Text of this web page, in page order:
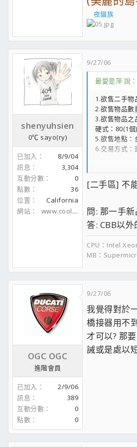
夜貓族
shenyuhsien
0℃ sayo(ry)
已加入
8/9/04
訊息
3,304
互動分數
0
點數
36
位置
California
網站
www.coolaler.com
9/27/06
最愛是萍 說：
1.欲售二手物
2.欲售物品數
3.欲售物品之
硬式：80(1個
5.欲售地點：
6.交易方式：
以下是版規
1.欲賣出二手
2.請詳細說
3..一經在此
4.同樣一件商
5.本區發文不
6.禁止轉貼別
匿跡或不回
9.嚴禁出售全
10.本區只提
11.以上違反
以一位2003
[二手區] 不
問: 那一手
答: CBB以
CPU：Intel
MB：
OGC OGC
進階會員
已加入
2/9/06
訊息
389
互動分數
0
點數
0
9/27/06
我覺得對於
橋接器用不
才可以? 那
誡或是處以